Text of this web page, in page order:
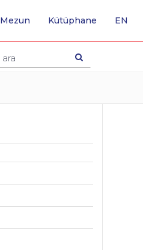
Mezun Kütüphane EN